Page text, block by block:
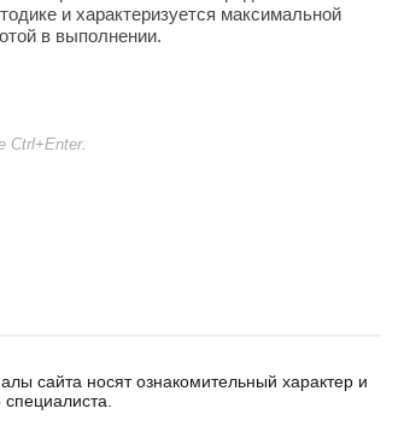
и характеризуется максимальной
в выполнении.
Ctrl+Enter.
сайта носят ознакомительный характер и